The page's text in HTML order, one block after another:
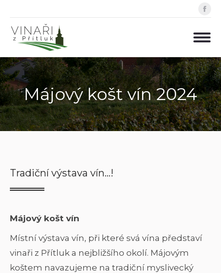
Májový košt vín 2024
Tradiční výstava vín…!
Májový košt vín
Místní výstava vín, při které svá vína představí
vinaři z Přítluk a nejbližšího okolí. Májovým
koštem navazujeme na tradiční myslivecký